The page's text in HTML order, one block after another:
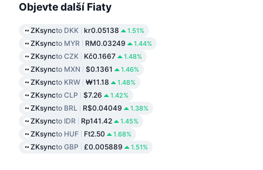
Objevte další Fiaty
ZKsyncto DKK kr0.05138 1.51%
ZKsyncto MYR RM0.03249 1.44%
ZKsyncto CZK Kč0.1667 1.48%
ZKsyncto MXN $0.1361 1.46%
ZKsyncto KRW ₩11.18 1.48%
ZKsyncto CLP $7.26 1.42%
ZKsyncto BRL R$0.04049 1.38%
ZKsyncto IDR Rp141.42 1.45%
ZKsyncto HUF Ft2.50 1.68%
ZKsyncto GBP £0.005889 1.51%